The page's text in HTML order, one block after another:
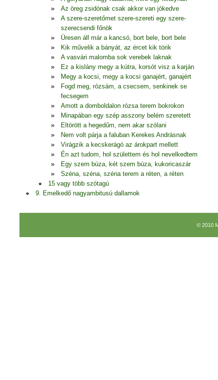
Az öreg zsidónak csak akkor van jókedve
A szere-szeretőmet szere-szereti egy szere-
szerecsendi főnök
Üresen áll már a kancsó, bort bele, bort bele
Kik művelik a bányát, az ércet kik törik
A vasvári malomba sok verebek laknak
Ez a kislány megy a kútra, korsót visz a karján
Megy a kocsi, megy a kocsi ganajért, ganajért
Fogd meg, rózsám, a csecsem, senkinek se
fecsegem
Amott a domboldalon rózsa terem bokrokon
Minapában egy szép asszony belém szeretett
Eltörött a hegedűm, nem akar szólani
Nem volt párja a faluban Kerekes Andrásnak
Virágzik a kecskerágó az árokpart mellett
Én azt tudom, hol születtem és hol nevelkedtem
Egy szem búza, két szem búza, kukoricaszár
Széna, széna, széna terem a réten, a réten
15 vagy több szótagú
9. Emelkedő nagyambitusú dallamok
© 2010